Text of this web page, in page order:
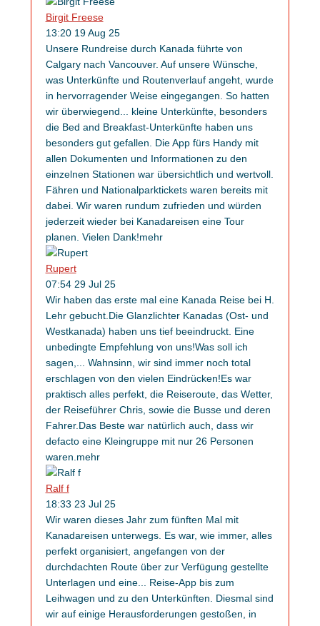
Birgit Freese
13:20 19 Aug 25
Unsere Rundreise durch Kanada führte von
Calgary nach Vancouver. Auf unsere Wünsche,
was Unterkünfte und Routenverlauf angeht, wurde
in hervorragender Weise eingegangen. So hatten
wir überwiegend... kleine Unterkünfte, besonders
die Bed and Breakfast-Unterkünfte haben uns
besonders gut gefallen. Die App fürs Handy mit
allen Dokumenten und Informationen zu den
einzelnen Stationen war übersichtlich und wertvoll.
Fähren und Nationalparktickets waren bereits mit
dabei. Wir waren rundum zufrieden und würden
jederzeit wieder bei Kanadareisen eine Tour
planen. Vielen Dank!mehr
Rupert
07:54 29 Jul 25
Wir haben das erste mal eine Kanada Reise bei H.
Lehr gebucht.Die Glanzlichter Kanadas (Ost- und
Westkanada) haben uns tief beeindruckt. Eine
unbedingte Empfehlung von uns!Was soll ich
sagen,... Wahnsinn, wir sind immer noch total
erschlagen von den vielen Eindrücken!Es war
praktisch alles perfekt, die Reiseroute, das Wetter,
der Reiseführer Chris, sowie die Busse und deren
Fahrer.Das Beste war natürlich auch, dass wir
defacto eine Kleingruppe mit nur 26 Personen
waren.mehr
Ralf f
18:33 23 Jul 25
Wir waren dieses Jahr zum fünften Mal mit
Kanadareisen unterwegs. Es war, wie immer, alles
perfekt organisiert, angefangen von der
durchdachten Route über zur Verfügung gestellte
Unterlagen und eine... Reise-App bis zum
Leihwagen und zu den Unterkünften. Diesmal sind
wir auf einige Herausforderungen gestoßen, in